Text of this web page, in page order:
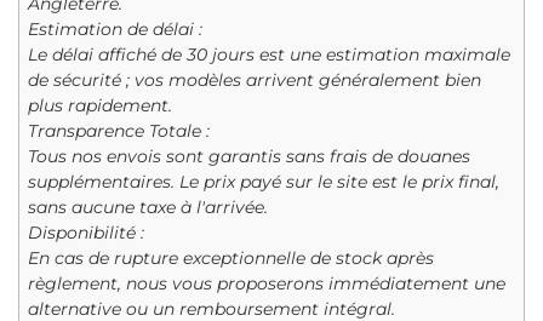
Estimation de délai :
Le délai affiché de 30 jours est une estimation maximale
de sécurité ; vos modèles arrivent généralement bien
plus rapidement.
Transparence Totale :
Tous nos envois sont garantis sans frais de douanes
supplémentaires. Le prix payé sur le site est le prix final,
sans aucune taxe à l'arrivée.
Disponibilité :
En cas de rupture exceptionnelle de stock après
règlement, nous vous proposerons immédiatement une
alternative ou un remboursement intégral.